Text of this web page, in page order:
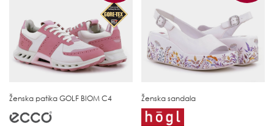
Ženska patika GOLF BIOM C4 Ženska sandala